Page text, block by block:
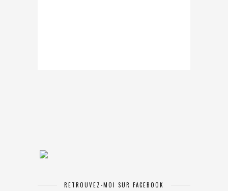
RETROUVEZ-MOI SUR FACEBOOK